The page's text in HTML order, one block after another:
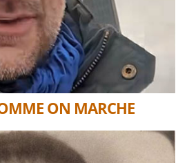
ON MARCHE